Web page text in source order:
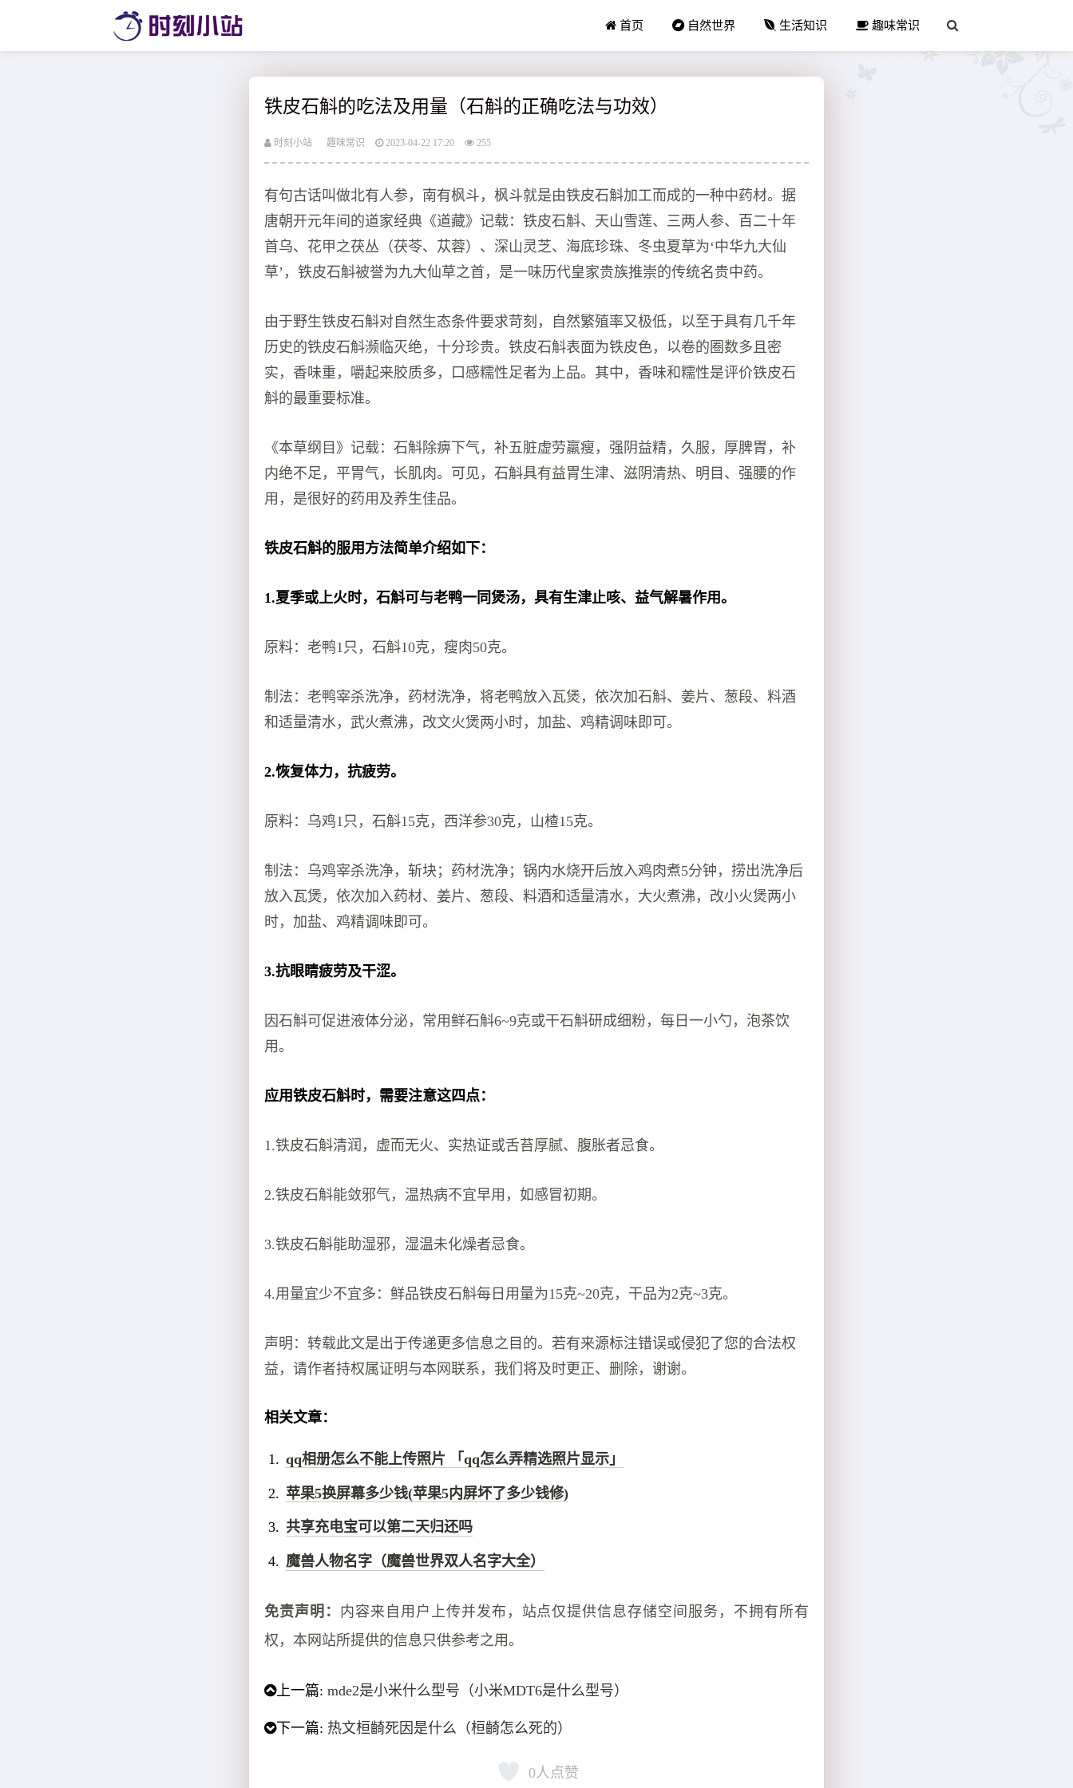
首页 自然世界 生活知识 趣味常识
铁皮石斛的吃法及用量（石斛的正确吃法与功效）
时刻小站 趣味常识 2023-04-22 17:20 255
有句古话叫做北有人参，南有枫斗，枫斗就是由铁皮石斛加工而成的一种中药材。据
唐朝开元年间的道家经典《道藏》记载：铁皮石斛、天山雪莲、三两人参、百二十年
首乌、花甲之茯丛（茯苓、苁蓉）、深山灵芝、海底珍珠、冬虫夏草为‘中华九大仙
草’，铁皮石斛被誉为九大仙草之首，是一味历代皇家贵族推崇的传统名贵中药。
由于野生铁皮石斛对自然生态条件要求苛刻，自然繁殖率又极低，以至于具有几千年
历史的铁皮石斛濒临灭绝，十分珍贵。铁皮石斛表面为铁皮色，以卷的圈数多且密
实，香味重，嚼起来胶质多，口感糯性足者为上品。其中，香味和糯性是评价铁皮石
斛的最重要标准。
《本草纲目》记载：石斛除痹下气，补五脏虚劳羸瘦，强阴益精，久服，厚脾胃，补
内绝不足，平胃气，长肌肉。可见，石斛具有益胃生津、滋阴清热、明目、强腰的作
用，是很好的药用及养生佳品。
铁皮石斛的服用方法简单介绍如下：
1.夏季或上火时，石斛可与老鸭一同煲汤，具有生津止咳、益气解暑作用。
原料：老鸭1只，石斛10克，瘦肉50克。
制法：老鸭宰杀洗净，药材洗净，将老鸭放入瓦煲，依次加石斛、姜片、葱段、料酒
和适量清水，武火煮沸，改文火煲两小时，加盐、鸡精调味即可。
2.恢复体力，抗疲劳。
原料：乌鸡1只，石斛15克，西洋参30克，山楂15克。
制法：乌鸡宰杀洗净，斩块；药材洗净；锅内水烧开后放入鸡肉煮5分钟，捞出洗净后
放入瓦煲，依次加入药材、姜片、葱段、料酒和适量清水，大火煮沸，改小火煲两小
时，加盐、鸡精调味即可。
3.抗眼睛疲劳及干涩。
因石斛可促进液体分泌，常用鲜石斛6~9克或干石斛研成细粉，每日一小勺，泡茶饮
用。
应用铁皮石斛时，需要注意这四点：
1.铁皮石斛清润，虚而无火、实热证或舌苔厚腻、腹胀者忌食。
2.铁皮石斛能敛邪气，温热病不宜早用，如感冒初期。
3.铁皮石斛能助湿邪，湿温未化燥者忌食。
4.用量宜少不宜多：鲜品铁皮石斛每日用量为15克~20克，干品为2克~3克。
声明：转载此文是出于传递更多信息之目的。若有来源标注错误或侵犯了您的合法权
益，请作者持权属证明与本网联系，我们将及时更正、删除，谢谢。
相关文章：
qq相册怎么不能上传照片 「qq怎么弄精选照片显示」
苹果5换屏幕多少钱(苹果5内屏坏了多少钱修)
共享充电宝可以第二天归还吗
魔兽人物名字（魔兽世界双人名字大全）
免责声明： 内容来自用户上传并发布，站点仅提供信息存储空间服务，不拥有所有
权，本网站所提供的信息只供参考之用。
上一篇:mde2是小米什么型号（小米MDT6是什么型号）
下一篇: 热文桓齮死因是什么（桓齮怎么死的）
0人点赞